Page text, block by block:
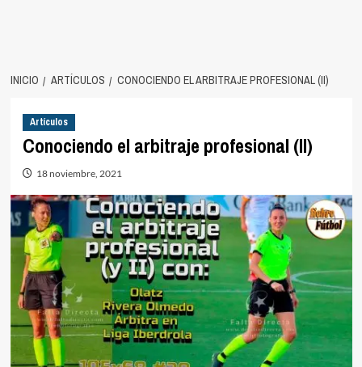
INICIO ARTÍCULOS CONOCIENDO EL ARBITRAJE PROFESIONAL (II)
Artículos
Conociendo el arbitraje profesional (II)
18 noviembre, 2021